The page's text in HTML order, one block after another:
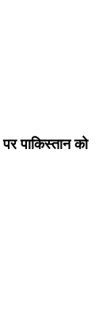
पाकिस्तान को